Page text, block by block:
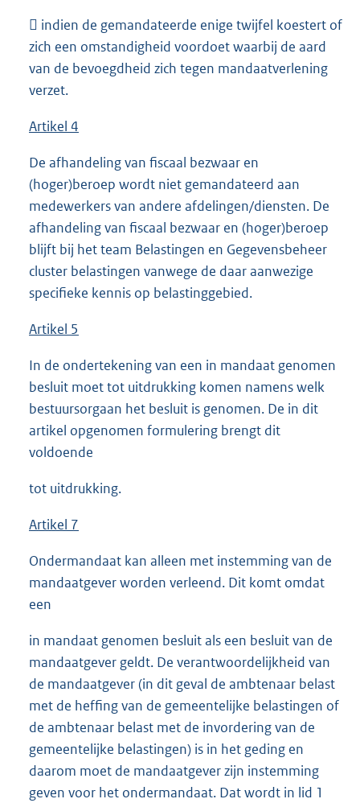
 indien de gemandateerde enige twijfel koestert of
zich een omstandigheid voordoet waarbij de aard
van de bevoegdheid zich tegen mandaatverlening
verzet.
Artikel 4
De afhandeling van fiscaal bezwaar en
(hoger)beroep wordt niet gemandateerd aan
medewerkers van andere afdelingen/diensten. De
afhandeling van fiscaal bezwaar en (hoger)beroep
blijft bij het team Belastingen en Gegevensbeheer
cluster belastingen vanwege de daar aanwezige
specifieke kennis op belastinggebied.
Artikel 5
In de ondertekening van een in mandaat genomen
besluit moet tot uitdrukking komen namens welk
bestuursorgaan het besluit is genomen. De in dit
artikel opgenomen formulering brengt dit
voldoende
tot uitdrukking.
Artikel 7
Ondermandaat kan alleen met instemming van de
mandaatgever worden verleend. Dit komt omdat
een
in mandaat genomen besluit als een besluit van de
mandaatgever geldt. De verantwoordelijkheid van
de mandaatgever (in dit geval de ambtenaar belast
met de heffing van de gemeentelijke belastingen of
de ambtenaar belast met de invordering van de
gemeentelijke belastingen) is in het geding en
daarom moet de mandaatgever zijn instemming
geven voor het ondermandaat. Dat wordt in lid 1